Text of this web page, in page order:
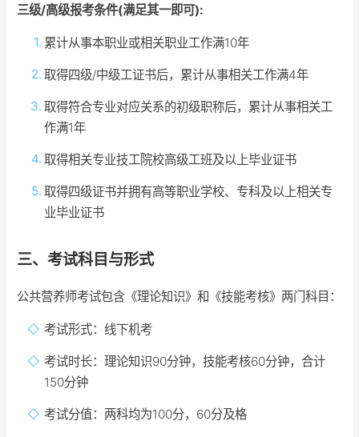
三级/高级报考条件(满足其一即可):
累计从事本职业或相关职业工作满10年
取得四级/中级工证书后，累计从事相关工作满4年
取得符合专业对应关系的初级职称后，累计从事相关工
作满1年
取得相关专业技工院校高级工班及以上毕业证书
取得四级证书并拥有高等职业学校、专科及以上相关专
业毕业证书
三、考试科目与形式
公共营养师考试包含《理论知识》和《技能考核》两门科目：
考试形式：线下机考
考试时长：理论知识90分钟，技能考核60分钟，合计
150分钟
考试分值：两科均为100分，60分及格